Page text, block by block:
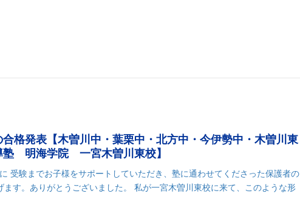
格発表【木曽川中・葉栗中・北方中・今伊勢中・木曽川東
塾 明海学院 一宮木曽川東校】
受験までお子様をサポートしていただき、塾に通わせてくださった保護者の
ます。ありがとうございました。 私が一宮木曽川東校に来て、このような形